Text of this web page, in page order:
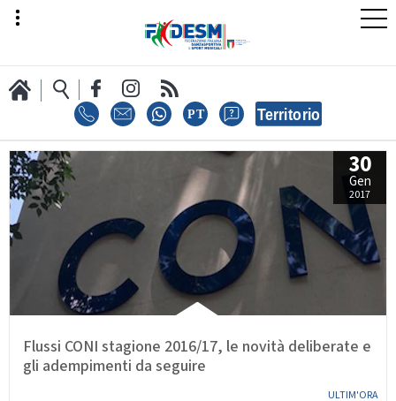
LA FEDERAZIONE
AREA SPORT
AREA TECNICA
30
Gen
2017
ULTIM'ORA
Flussi CONI stagione 2016/17, le novità deliberate e
gli adempimenti da seguire